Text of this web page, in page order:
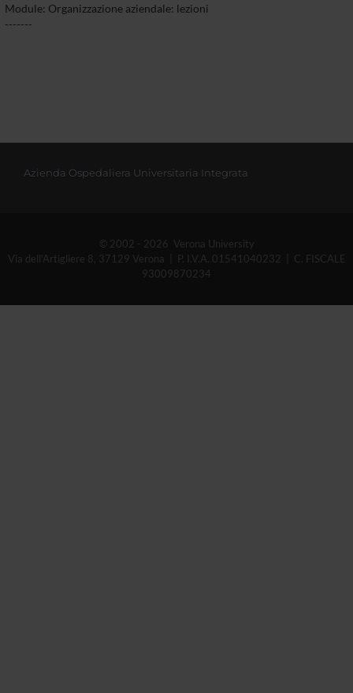
Module: Organizzazione aziendale: lezioni
-------
Azienda Ospedaliera Universitaria Integrata
© 2002 - 2026 Verona University
Via dell'Artigliere 8, 37129 Verona | P. I.V.A. 01541040232 | C. FISCALE
93009870234